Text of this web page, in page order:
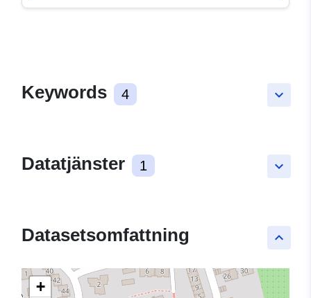
keyboard_arrow_down
Keywords 4
keyboard_arrow_down
Datatjänster 1
keyboard_arrow_up
Datasetsomfattning
+